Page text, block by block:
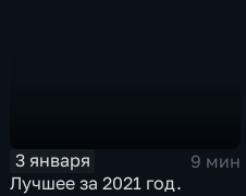
3 января
9 мин
Лучшее за 2021 год.